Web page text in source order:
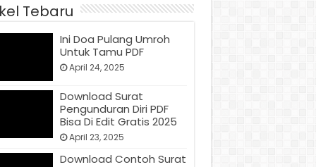
Tebaru
Ini Doa Pulang Umroh
Untuk Tamu PDF
April 24, 2025
Download Surat
Pengunduran Diri PDF
Bisa Di Edit Gratis 2025
April 23, 2025
Download Contoh Surat